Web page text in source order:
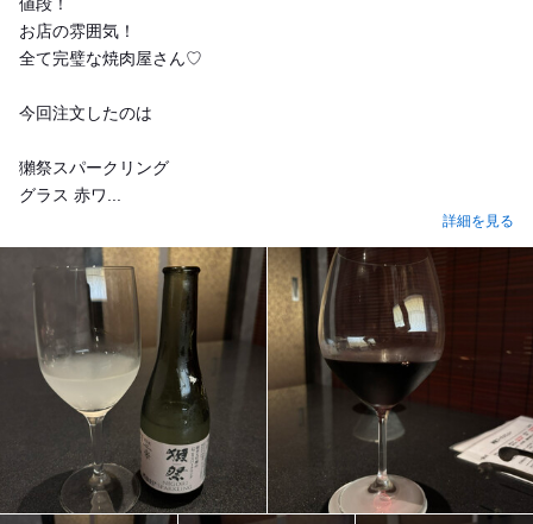
お店の雰囲気！
全て完璧な焼肉屋さん♡
今回注文したのは
獺祭スパークリング
グラス 赤ワ...
詳細を見る